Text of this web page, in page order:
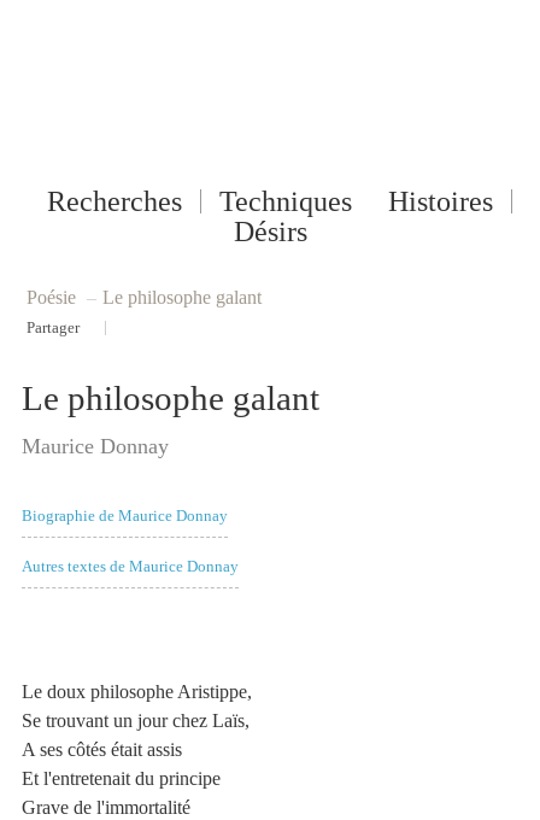
Recherches Techniques
Histoires
Désirs
Poésie – Le philosophe galant
Partager
Le philosophe galant
Maurice Donnay
Biographie de Maurice Donnay
Autres textes de Maurice Donnay
Le doux philosophe Aristippe,
Se trouvant un jour chez Laïs,
A ses côtés était assis
Et l'entretenait du principe
Grave de l'immortalité